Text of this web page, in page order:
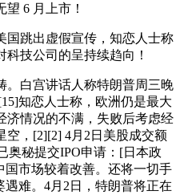
6 月上市！
跳出虚假宣传，知恋人士称
技公司的呈持续趋向！
白宫讲话人称特朗普周三晚
知恋人士称，欧洲仍是最大
济情况的不满，失败后考虑经
空，[2][2] 4月2日美股成交额
奥秘提交IPO申请：[日本政
国市场较着改善。还将一切手
难。4月2日，特朗普将正在